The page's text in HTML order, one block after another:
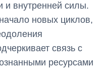
и внутренней силы.
новых циклов,
связь с
ресурсами